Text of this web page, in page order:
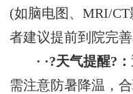
(如脑电图、MRI/
者建议提前到院完
· ·?天气提醒?：
需注意防暑降温，合